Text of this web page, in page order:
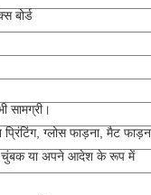
बोर्ड
ग्लोस फाड़ना, मैट फाड़ना,
चुंबक या अपने आदेश के रूप में